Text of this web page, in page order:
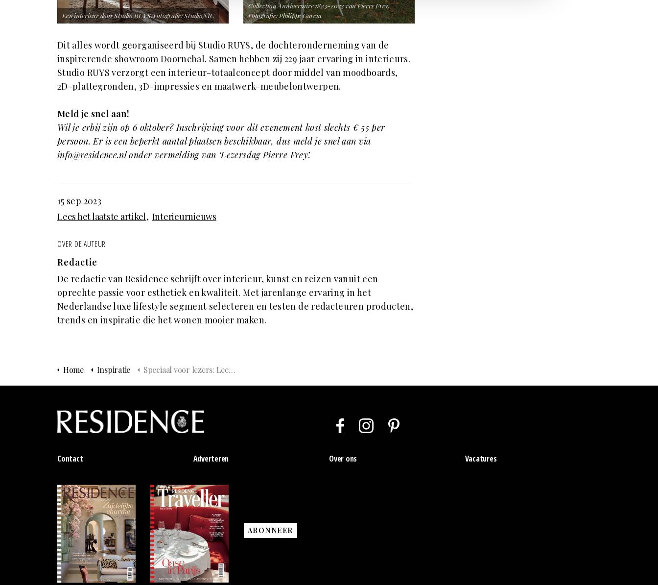
Een interieur door Studio RUYS. Fotografie: StudioNIC
Collection Anniversaire 1823-2023 van Pierre Frey.
Fotografie: Philippe Garcia
Dit alles wordt georganiseerd bij Studio RUYS, de dochteronderneming van de
inspirerende showroom Doornebal. Samen hebben zij 229 jaar ervaring in interieurs.
Studio RUYS verzorgt een interieur-totaalconcept door middel van moodboards,
2D-plattegronden, 3D-impressies en maatwerk-meubelontwerpen.
Meld je snel aan!
Wil je erbij zijn op 6 oktober? Inschrijving voor dit evenement kost slechts € 55 per
persoon. Er is een beperkt aantal plaatsen beschikbaar, dus meld je snel aan via
info@residence.nl onder vermelding van ‘Lezersdag Pierre Frey’.
15 sep 2023
Lees het laatste artikel Interieurnieuws
OVER DE AUTEUR
Redactie
De redactie van Residence schrijft over interieur, kunst en reizen vanuit een
oprechte passie voor esthetiek en kwaliteit. Met jarenlange ervaring in het
Nederlandse luxe lifestyle segment selecteren en testen de redacteuren producten,
trends en inspiratie die het wonen mooier maken.
Home Inspiratie Speciaal voor lezers: Leer alles over textiel en behang tijdens onze exclusieve masterclass
Contact Adverteren Over ons Vacatures
ABONNEER